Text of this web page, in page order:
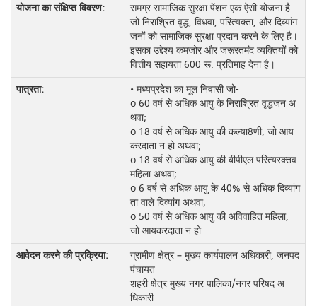
समग्र सामाजिक सुरक्षा पेंशन एक ऐसी योजना है
जो निराश्रित वृद्ध, विधवा, परित्यक्ता, और दिव्यांग
जनों को सामाजिक सुरक्षा प्रदान करने के लिए है।
इसका उद्देश्य कमजोर और जरूरतमंद व्यक्तियों को
वित्तीय सहायता 600 रू. प्रतिमाह देना है।
• मध्यप्रदेश का मूल निवासी जो-
o 60 वर्ष से अधिक आयु के निराश्रित वृद्धजन अ
थवा;
o 18 वर्ष से अधिक आयु की कल्या8णी, जो आय
करदाता न हो अथवा;
o 18 वर्ष से अधिक आयु की बीपीएल परित्यरक्तव
महिला अथवा;
o 6 वर्ष से अधिक आयु के 40% से अधिक दिव्यांग
ता वाले दिव्यांग अथवा;
o 50 वर्ष से अधिक आयु की अविवाहित महिला,
जो आयकरदाता न हो
ग्रामीण क्षेत्र – मुख्य कार्यपालन अधिकारी, जनपद
पंचायत
शहरी क्षेत्र मुख्य नगर पालिका/नगर परिषद अ
धिकारी